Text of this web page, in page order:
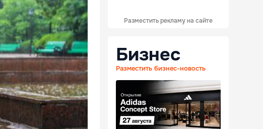
Разместить рекламу на сайте
Бизнес
Разместить бизнес-новость